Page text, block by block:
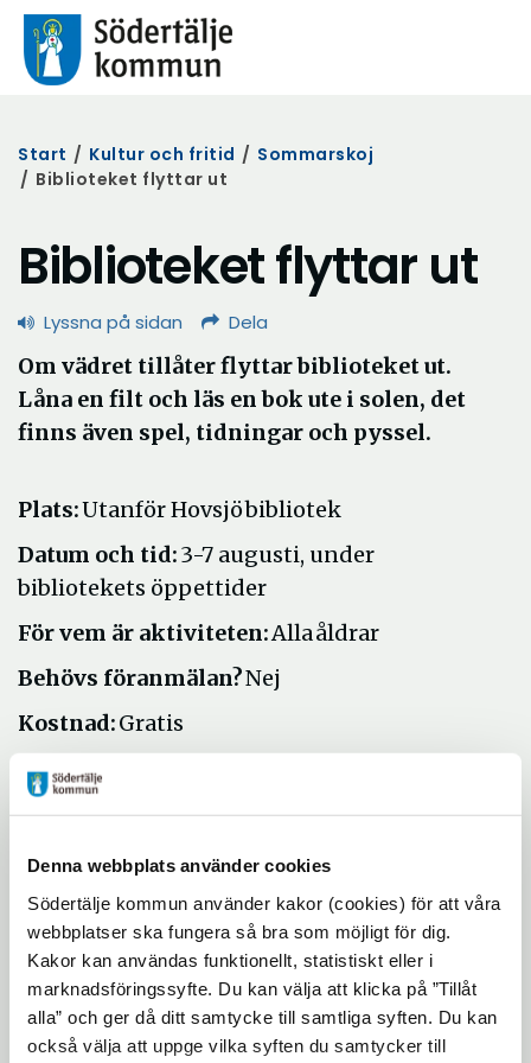
Denna webbplats använder cookies
Södertälje kommun använder kakor (cookies) för att våra
webbplatser ska fungera så bra som möjligt för dig.
Kakor kan användas funktionellt, statistiskt eller i
marknadsföringssyfte. Du kan välja att klicka på ”Tillåt
alla” och ger då ditt samtycke till samtliga syften. Du kan
också välja att uppge vilka syften du samtycker till
Start / Kultur och fritid / Sommarskoj
/ Biblioteket flyttar ut
Biblioteket flyttar ut
Lyssna på sidan Dela
Om vädret tillåter flyttar biblioteket ut.
Låna en filt och läs en bok ute i solen, det
finns även spel, tidningar och pyssel.
Plats:Utanför Hovsjö bibliotek
Datum och tid:3-7 augusti, under
bibliotekets öppettider
För vem är aktiviteten:Alla åldrar
Behövs föranmälan?Nej
Kostnad:Gratis
Passar aktiviteten för personer med
funktionsnedsättning:
aktiviteten:hovsjo.bibliotek@sodertalje.se
Övrig information till deltagarna:
Uppdaterad: 2026-05-22
Blev du hjälpt av informationen på den här sidan?